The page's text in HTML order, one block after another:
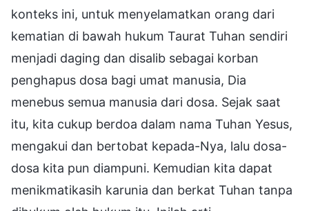
konteks ini, untuk menyelamatkan orang dari
kematian di bawah hukum Taurat Tuhan sendiri
menjadi daging dan disalib sebagai korban
penghapus dosa bagi umat manusia, Dia
menebus semua manusia dari dosa. Sejak saat
itu, kita cukup berdoa dalam nama Tuhan Yesus,
mengakui dan bertobat kepada-Nya, lalu dosa-
dosa kita pun diampuni. Kemudian kita dapat
menikmatikasih karunia dan berkat Tuhan tanpa